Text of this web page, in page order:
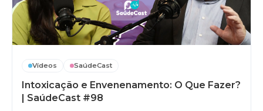
Vídeos SaúdeCast
Intoxicação e Envenenamento: O Que Fazer?
| SaúdeCast #98